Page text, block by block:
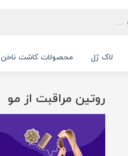
لاک ژل محصولات کاشت ناخن
روتین مراقبت از مو